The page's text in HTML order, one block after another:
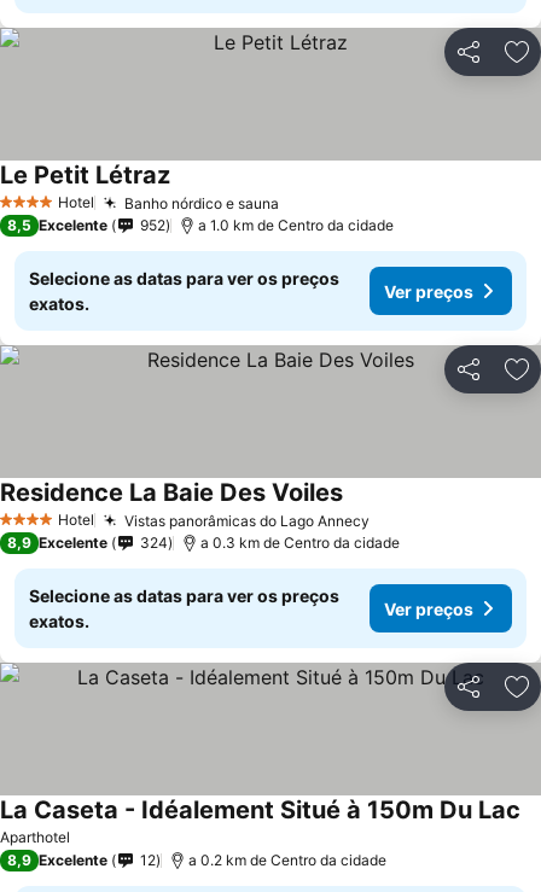
Partilhar
4 EstrelasHotel Banho nórdico e sauna
Le Petit LétrazVer preços
8,5 Excelente 952 a 1.0 km de Centro da cidade
Selecione as datas para ver os preços
exatos.
Ver preços
Partilhar
4 EstrelasHotel Vistas panorâmicas do Lago Annecy
Residence La Baie Des VoilesVer preços
8,9 Excelente 324 a 0.3 km de Centro da cidade
Selecione as datas para ver os preços
exatos.
Ver preços
Partilhar
Aparthotel
La Caseta - Idéalement Situé à 150m Du Lac
8,9 Excelente 12 a 0.2 km de Centro da cidade